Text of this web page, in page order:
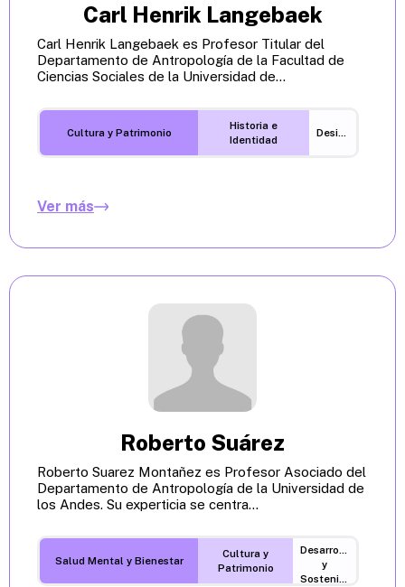
Carl Henrik Langebaek
Carl Henrik Langebaek es Profesor Titular del
Departamento de Antropología de la Facultad de
Ciencias Sociales de la Universidad de...
Cultura y Patrimonio
Historia e
Identidad
Desigualdades
Ver más
Roberto Suárez
Roberto Suarez Montañez es Profesor Asociado del
Departamento de Antropología de la Universidad de
los Andes. Su experticia se centra...
Salud Mental y Bienestar
Cultura y
Patrimonio
Desarrollo
y
Sostenibilidad